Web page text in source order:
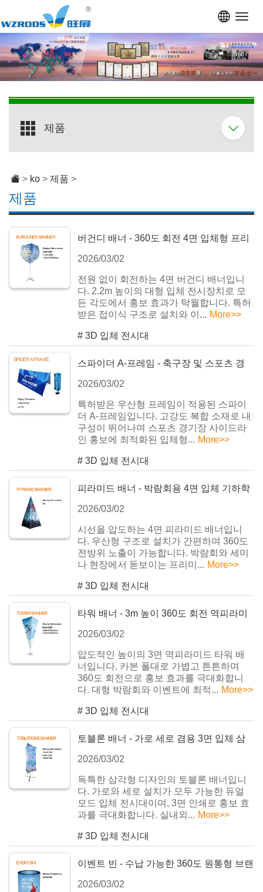
제품
> ko > 제품 >
버건디 배너 - 360도 회전 4면 입체형 프리
미엄 전시대
2026/03/02
전원 없이 회전하는 4면 버건디 배너입니
다. 2.2m 높이의 대형 입체 전시장치로 모
든 각도에서 홍보 효과가 탁월합니다. 특허
받은 접이식 구조로 설치와 이... More>>
#3D 입체 전시대
스파이더 A-프레임 - 축구장 및 스포츠 경
기장용 입체 A형 보드
2026/03/02
특허받은 우산형 프레임이 적용된 스파이
더 A-프레임입니다. 고강도 복합 소재로 내
구성이 뛰어나며 스포츠 경기장 사이드라
인 홍보에 최적화된 입체형... More>>
#3D 입체 전시대
피라미드 배너 - 박람회용 4면 입체 기하학
전시대
2026/03/02
시선을 압도하는 4면 피라미드 배너입니
다. 우산형 구조로 설치가 간편하며 360도
전방위 노출이 가능합니다. 박람회와 세미
나 현장에서 돋보이는 프리미... More>>
#3D 입체 전시대
타워 배너 - 3m 높이 360도 회전 역피라미
드 입체 전시대
2026/03/02
압도적인 높이의 3면 역피라미드 타워 배
너입니다. 카본 폴대로 가볍고 튼튼하며
360도 회전으로 홍보 효과를 극대화합니
다. 대형 박람회와 이벤트에 최적... More>>
#3D 입체 전시대
토블론 배너 - 가로 세로 겸용 3면 입체 삼
각 기둥 전시대
2026/03/02
독특한 삼각형 디자인의 토블론 배너입니
다. 가로와 세로 설치가 모두 가능한 듀얼
모드 입체 전시대이며, 3면 인쇄로 홍보 효
과를 극대화합니다. 실내외... More>>
#3D 입체 전시대
이벤트 빈 - 수납 가능한 360도 원통형 브랜
드 홍보통
2026/03/02
제품